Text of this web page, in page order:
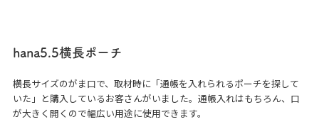
hana5.5横長ポーチ
横長サイズのがま口で、取材時に「通帳を入れられるポーチを探して
いた」と購入しているお客さんがいました。通帳入れはもちろん、口
が大きく開くので幅広い用途に使用できます。